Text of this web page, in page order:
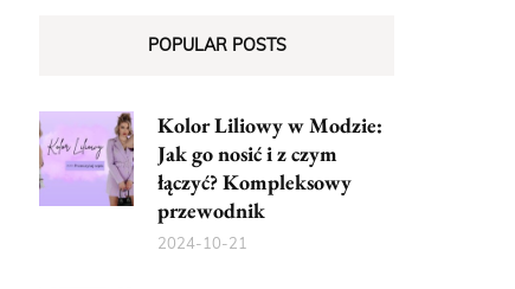
POPULAR POSTS
Kolor Liliowy w Modzie:
Jak go nosić i z czym
łączyć? Kompleksowy
przewodnik
2024-10-21